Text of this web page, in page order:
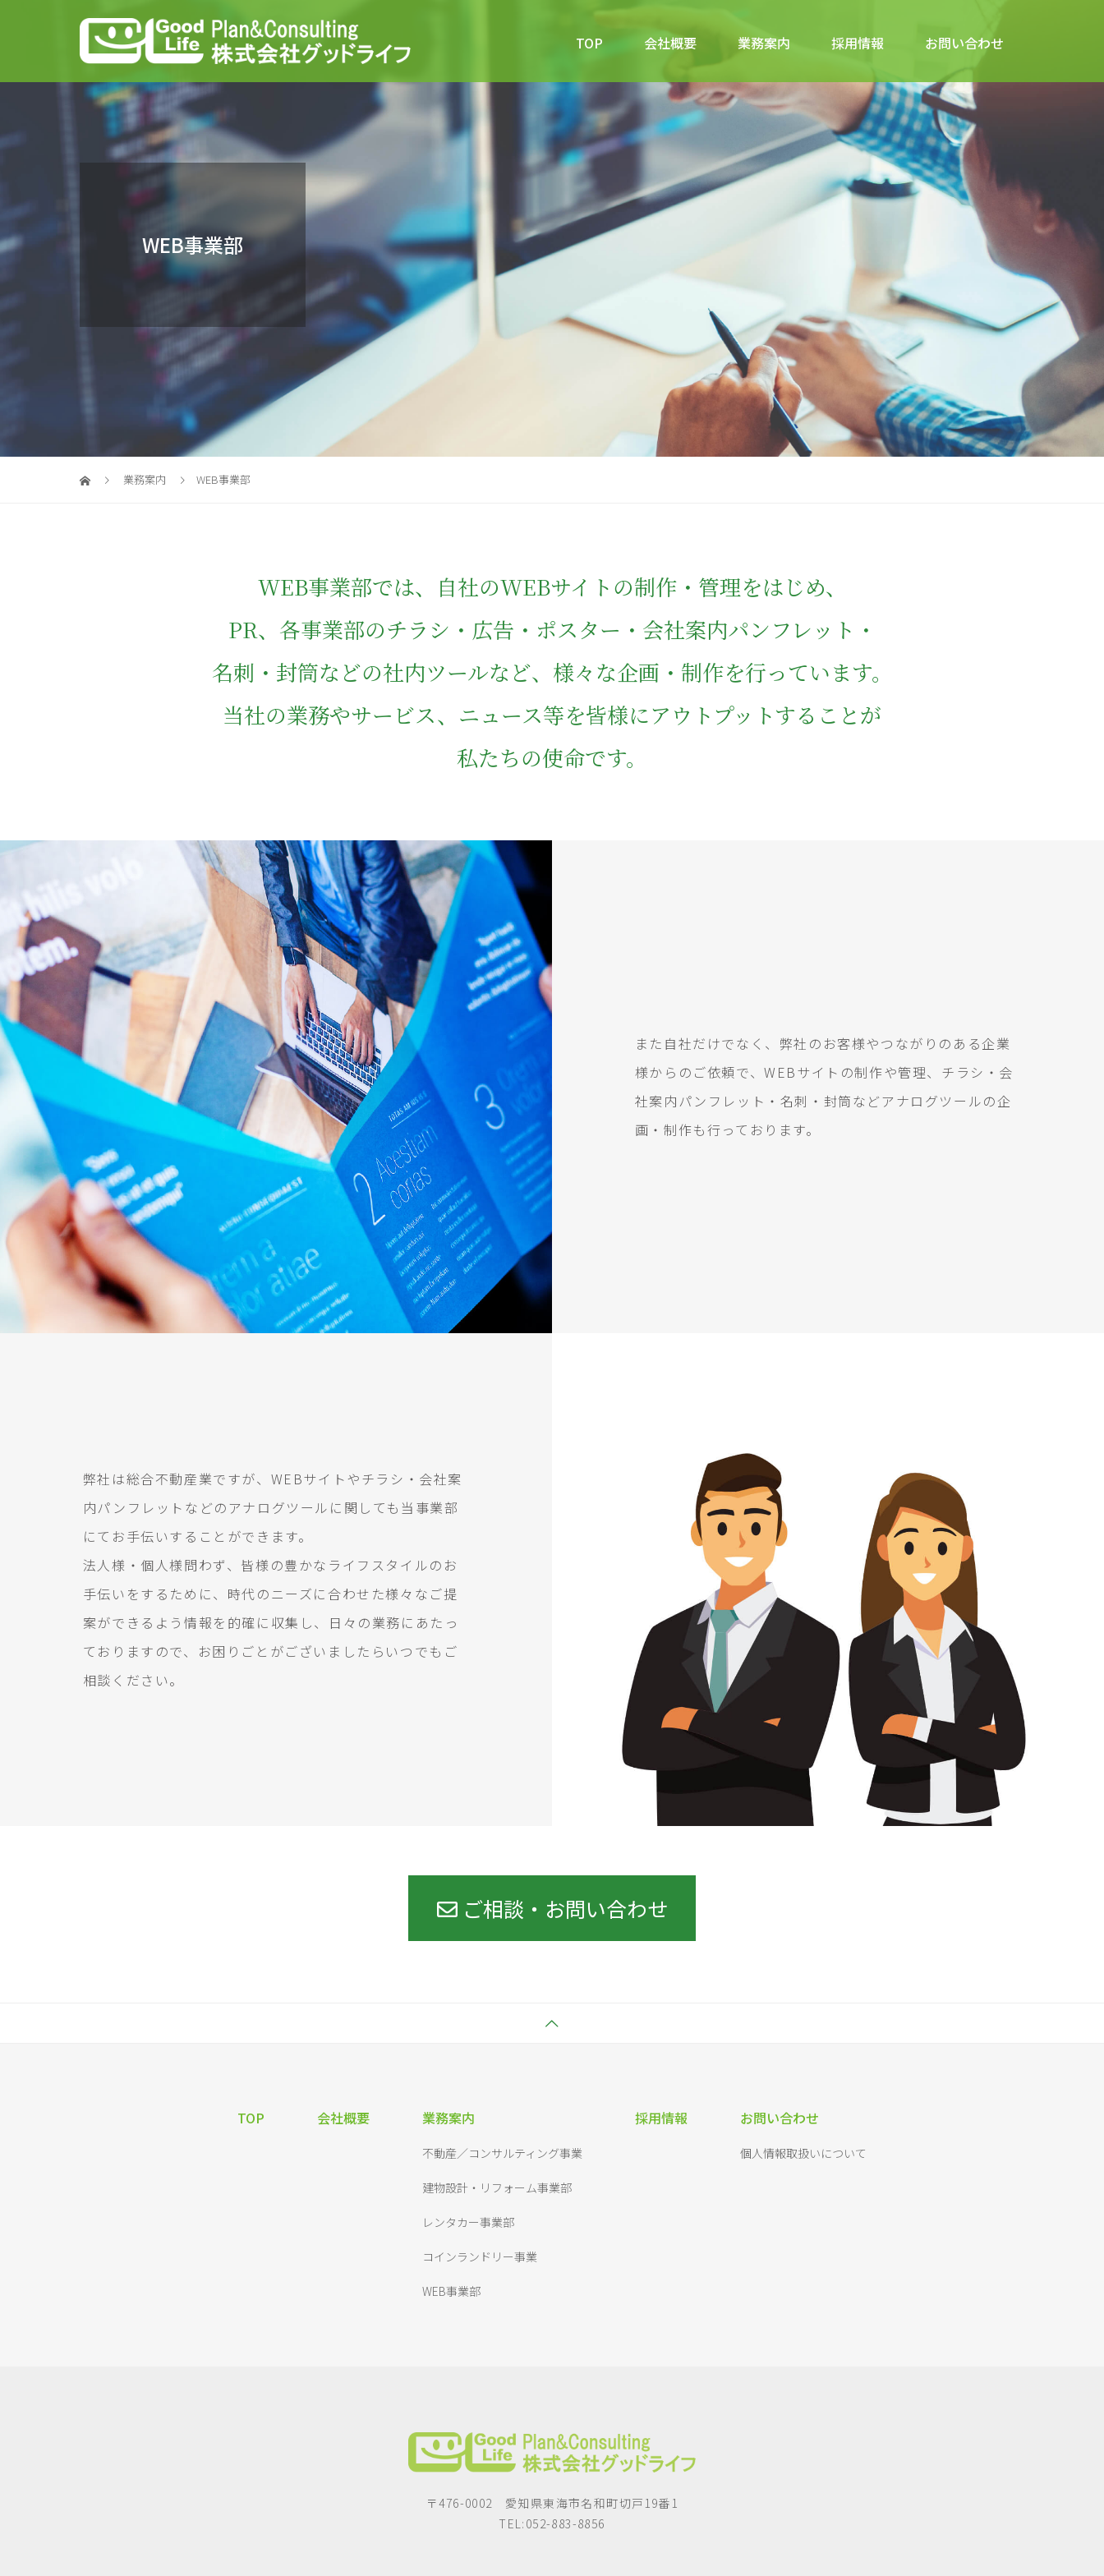
TOP 会社概要 業務案内 採用情報 お問い合わせ
WEB事業部
業務案内 WEB事業部
WEB事業部では、自社のWEBサイトの制作・管理をはじめ、
PR、各事業部のチラシ・広告・ポスター・会社案内パンフレット・
名刺・封筒などの社内ツールなど、様々な企画・制作を行っています。
当社の業務やサービス、ニュース等を皆様にアウトプットすることが
私たちの使命です。
また自社だけでなく、弊社のお客様やつながりのある企業
様からのご依頼で、WEBサイトの制作や管理、チラシ・会
社案内パンフレット・名刺・封筒などアナログツールの企
画・制作も行っております。
弊社は総合不動産業ですが、WEBサイトやチラシ・会社案
内パンフレットなどのアナログツールに関しても当事業部
にてお手伝いすることができます。
法人様・個人様問わず、皆様の豊かなライフスタイルのお
手伝いをするために、時代のニーズに合わせた様々なご提
案ができるよう情報を的確に収集し、日々の業務にあたっ
ておりますので、お困りごとがございましたらいつでもご
相談ください。
ご相談・お問い合わせ
TOP 会社概要 業務案内
不動産／コンサルティング事業
建物設計・リフォーム事業部
レンタカー事業部
コインランドリー事業
WEB事業部
採用情報 お問い合わせ
個人情報取扱いについて
〒476-0002 愛知県東海市名和町切戸19番1
TEL:052-883-8856